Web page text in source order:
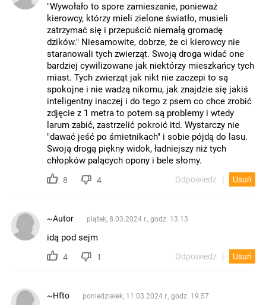
"Wywołało to spore zamieszanie, ponieważ
kierowcy, którzy mieli zielone światło, musieli
zatrzymać się i przepuścić niemałą gromadę
dzików." Niesamowite, dobrze, że ci kierowcy nie
staranowali tych zwierząt. Swoją droga widać one
bardziej cywilizowane jak niektórzy mieszkańcy tych
miast. Tych zwierząt jak nikt nie zaczepi to są
spokojne i nie wadzą nikomu, jak znajdzie się jakiś
inteligentny inaczej i do tego z psem co chce zrobić
zdjęcie z 1 metra to potem są problemy i wtedy
larum zabić, zastrzelić pokroić itd. Wystarczy nie
"dawać jeść po śmietnikach" i sobie pójdą do lasu.
Swoją drogą piękny widok, ładniejszy niż tych
chłopków palących opony i bele słomy.
8 4 Odpowiedz Usuń
~Autor piątek, 8.03.2024 r., godz. 13.13
idą pod sejm
4 1 Odpowiedz Usuń
~Hfto poniedziałek, 11.03.2024 r., godz. 19.57